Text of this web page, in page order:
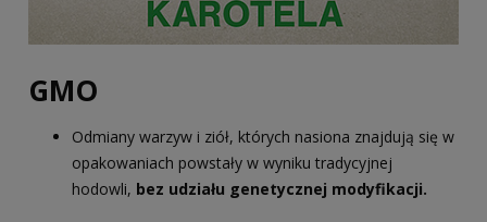
GMO
Odmiany warzyw i ziół, których nasiona znajdują się w
opakowaniach powstały w wyniku tradycyjnej
hodowli, bez udziału genetycznej modyfikacji.